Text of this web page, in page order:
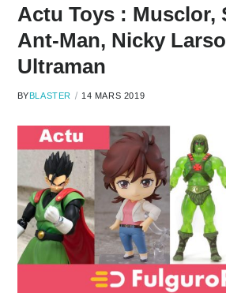
Actu Toys : Musclor,
Ant-Man, Nicky
Ultraman
BY BLASTER 14 MARS 2019